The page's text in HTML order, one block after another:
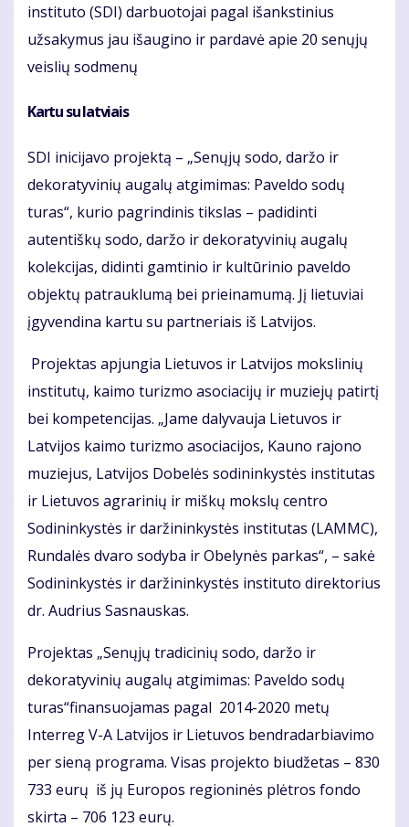
instituto (SDI) darbuotojai pagal išankstinius
užsakymus jau išaugino ir pardavė apie 20 senųjų
veislių sodmenų
Kartu su latviais
SDI inicijavo projektą – „Senųjų sodo, daržo ir
dekoratyvinių augalų atgimimas: Paveldo sodų
turas“, kurio pagrindinis tikslas – padidinti
autentiškų sodo, daržo ir dekoratyvinių augalų
kolekcijas, didinti gamtinio ir kultūrinio paveldo
objektų patrauklumą bei prieinamumą. Jį lietuviai
įgyvendina kartu su partneriais iš Latvijos.
Projektas apjungia Lietuvos ir Latvijos mokslinių
institutų, kaimo turizmo asociacijų ir muziejų patirtį
bei kompetencijas. „Jame dalyvauja Lietuvos ir
Latvijos kaimo turizmo asociacijos, Kauno rajono
muziejus, Latvijos Dobelės sodininkystės institutas
ir Lietuvos agrarinių ir miškų mokslų centro
Sodininkystės ir daržininkystės institutas (LAMMC),
Rundalės dvaro sodyba ir Obelynės parkas“, – sakė
Sodininkystės ir daržininkystės instituto direktorius
dr. Audrius Sasnauskas.
Projektas „Senųjų tradicinių sodo, daržo ir
dekoratyvinių augalų atgimimas: Paveldo sodų
turas“finansuojamas pagal 2014-2020 metų
Interreg V-A Latvijos ir Lietuvos bendradarbiavimo
per sieną programa. Visas projekto biudžetas – 830
733 eurų iš jų Europos regioninės plėtros fondo
skirta – 706 123 eurų.